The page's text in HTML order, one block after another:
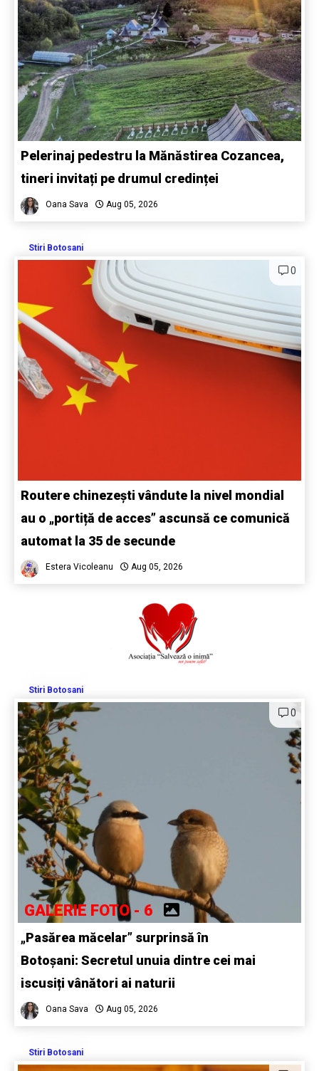
Pelerinaj pedestru la Mănăstirea Cozancea,
tineri invitați pe drumul credinței
Oana Sava Aug 05, 2026
Stiri Botosani
0
Routere chinezești vândute la nivel mondial
au o „portiță de acces” ascunsă ce comunică
automat la 35 de secunde
Estera Vicoleanu Aug 05, 2026
Stiri Botosani
0
GALERIE FOTO - 6
„Pasărea măcelar” surprinsă în
Botoșani: Secretul unuia dintre cei mai
iscusiți vânători ai naturii
Oana Sava Aug 05, 2026
Stiri Botosani